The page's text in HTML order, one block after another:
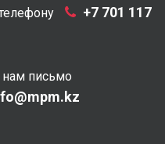
+7 701 117
письмо